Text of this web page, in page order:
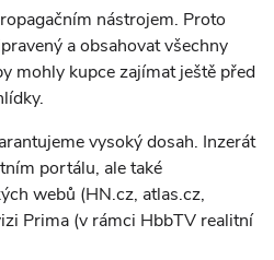
nástrojem. Proto
a obsahovat všechny
mohly kupce zajímat ještě před
vysoký dosah. Inzerát
portálu, ale také
webů (HN.cz, atlas.cz,
Prima (v rámci HbbTV realitní